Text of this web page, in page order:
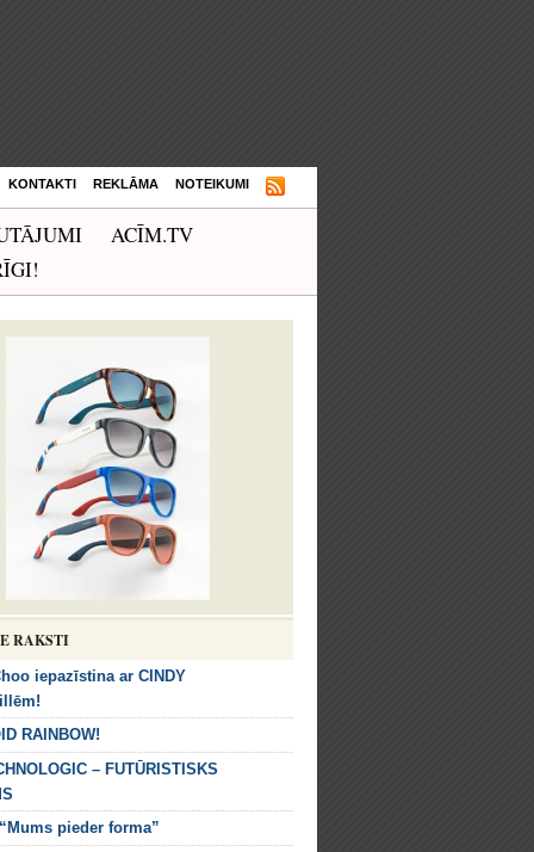
KONTAKTI REKLĀMA NOTEIKUMI
ACĪM.TV
RAKSTI
iepazīstina ar CINDY
RAINBOW!
– FUTŪRISTISKS
pieder forma”